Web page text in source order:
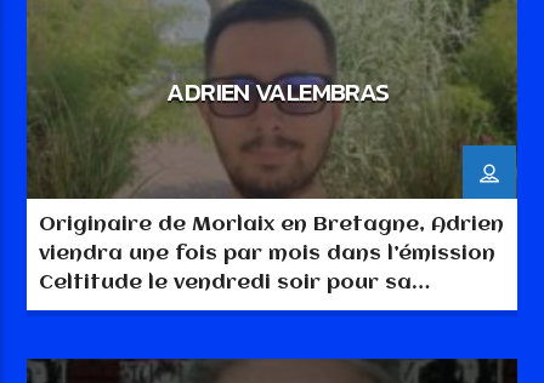
ADRIEN VALEMBRAS
Originaire de Morlaix en Bretagne, Adrien
viendra une fois par mois dans l’émission
Celtitude le vendredi soir pour sa
chronique « Les découvertes d’Adrien »
ses goûts musicaux.